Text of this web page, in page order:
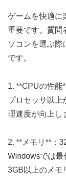
ゲームを快適に
重要です。質問
ソコンを選ぶ際
です。
1. **CPUの性能
プロセッサ以上
理速度が向上し
2. **メモリ**：
Windowsでは最
3GB以上のメモ